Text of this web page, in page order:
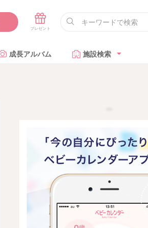
成長アルバム 施設検索